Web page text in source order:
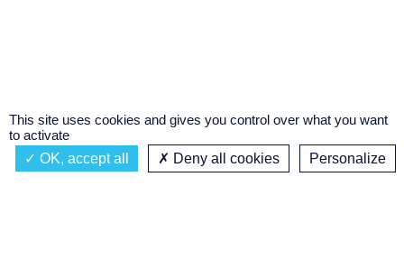
Émission à l'antenne
Actualités À propos
This site uses cookies and gives you control over what you want
to activate
OK, accept all
Deny all cookies
Personalize